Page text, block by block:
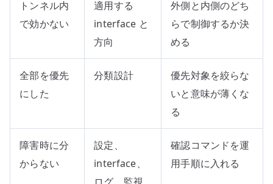
トンネル内
で効かない
適用する
interface と
方向
外側と内側のどち
らで制御するか決
める
全部を優先
にした
分類設計
優先対象を絞らな
いと意味が薄くな
る
障害時に分
からない
設定、
interface、
確認コマンドを運
用手順に入れる